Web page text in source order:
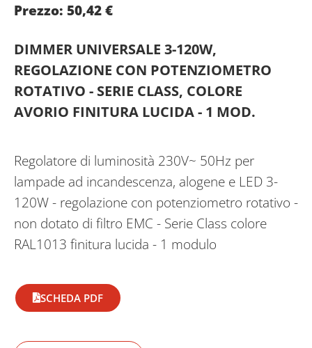
Prezzo: 50,42€
DIMMER UNIVERSALE 3-120W,
REGOLAZIONE CON POTENZIOMETRO
ROTATIVO - SERIE CLASS, COLORE
AVORIO FINITURA LUCIDA - 1 MOD.
Regolatore di luminosità 230V~ 50Hz per
lampade ad incandescenza, alogene e LED 3-
120W - regolazione con potenziometro rotativo -
non dotato di filtro EMC - Serie Class colore
RAL1013 finitura lucida - 1 modulo
SCHEDA PDF